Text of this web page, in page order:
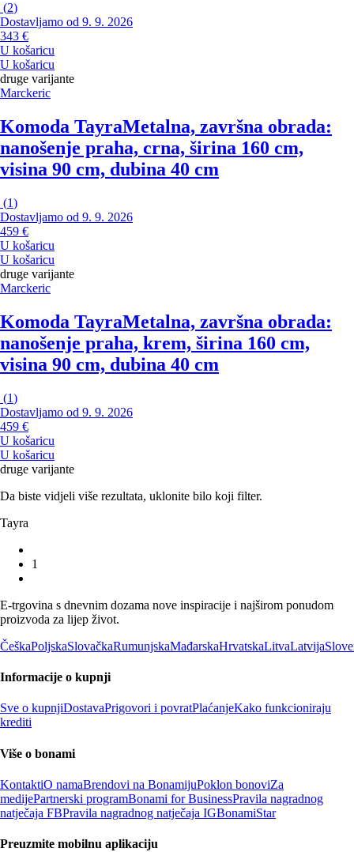
(2)
Dostavljamo od 9. 9. 2026
343 €
U košaricu
U košaricu
druge varijante
Marckeric
Komoda TayraMetalna, završna obrada:
nanošenje praha, crna, širina 160 cm,
visina 90 cm, dubina 40 cm
(1)
Dostavljamo od 9. 9. 2026
459 €
U košaricu
U košaricu
druge varijante
Marckeric
Komoda TayraMetalna, završna obrada:
nanošenje praha, krem, širina 160 cm,
visina 90 cm, dubina 40 cm
(1)
Dostavljamo od 9. 9. 2026
459 €
U košaricu
U košaricu
druge varijante
Da biste vidjeli više rezultata, uklonite bilo koji filter.
Tayra
1
E-trgovina s dnevnim dozama nove inspiracije i najširom ponudom
proizvoda za lijep život.
ČeškaPoljskaSlovačkaRumunjskaMađarskaHrvatskaLitvaLatvija
Informacije o kupnji
Sve o kupnjiDostavaPrigovori i povratPlaćanjeKako funkcioniraju
krediti
Više o bonami
KontaktiO namaBrendovi na BonamijuPoklon bonoviZa
medijePartnerski programBonami for BusinessPravila nagradnog
natječaja FBPravila nagradnog natječaja IGBonamiStar
Preuzmite mobilnu aplikaciju